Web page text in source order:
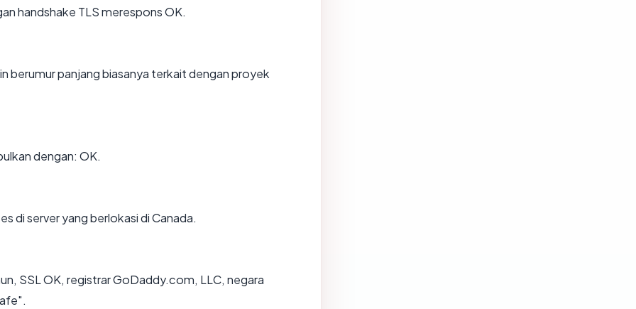
handshake TLS merespons OK.
berumur panjang biasanya terkait dengan proyek
dengan: OK.
di server yang berlokasi di Canada.
SSL OK, registrar GoDaddy.com, LLC, negara